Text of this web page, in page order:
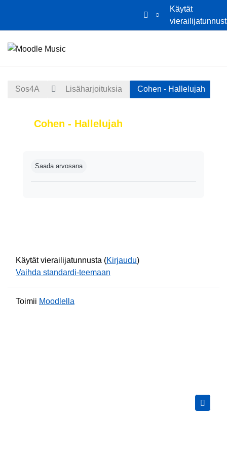
Käytät
Sos4A Lisäharjoituksia Cohen - Hallelujah
Cohen - Hallelujah
Saada arvosana
Käytät vierailijatunnusta (Kirjaudu)
Vaihda standardi-teemaan
Toimii Moodlella